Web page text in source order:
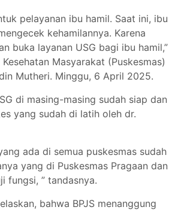
pelayanan ibu hamil. Saat ini, ibu
kehamilannya. Karena
buka layanan USG bagi ibu hamil,”
Masyarakat (Puskesmas)
Mutheri. Minggu, 6 April 2025.
di masing-masing sudah siap dan
yang sudah di latih oleh dr.
ada di semua puskesmas sudah
yang di Puskesmas Pragaan dan
fungsi, ” tandasnya.
bahwa BPJS menanggung